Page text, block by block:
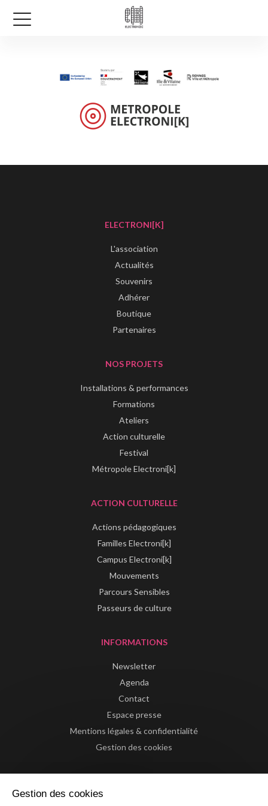
ELECTRONI[K]
L'association
Actualités
Souvenirs
Adhérer
Boutique
Partenaires
NOS PROJETS
Installations & performances
Formations
Ateliers
Action culturelle
Festival
Métropole Electroni[k]
ACTION CULTURELLE
Actions pédagogiques
Familles Electroni[k]
Campus Electroni[k]
Mouvements
Parcours Sensibles
Passeurs de culture
INFORMATIONS
Newsletter
Agenda
Contact
Espace presse
Mentions légales & confidentialité
Gestion des cookies
Gestion des cookies